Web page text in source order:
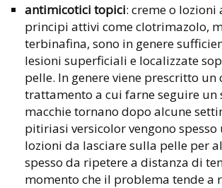
antimicotici topici: creme o lozioni
principi attivi come clotrimazolo,
terbinafina, sono in genere
lesioni superficiali e localizzate
pelle. In genere viene prescritto un
trattamento a cui farne seguire un
macchie tornano dopo alcune
pitiriasi versicolor vengono
lozioni da lasciare sulla pelle per
spesso da ripetere a distanza di
momento che il problema tende a